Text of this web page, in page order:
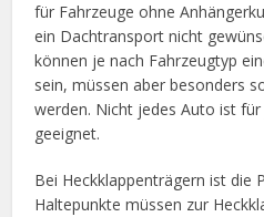
für Fahrzeuge ohne
ein Dachtransport nicht
können je nach Fahrzeugtyp
sein, müssen aber besonders
werden. Nicht jedes Auto ist
geeignet.
Bei Heckklappenträgern ist die
Haltepunkte müssen zur